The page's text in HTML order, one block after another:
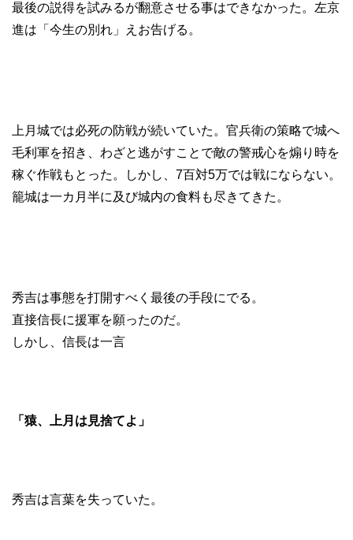
最後の説得を試みるが翻意させる事はできなかった。左京
進は「今生の別れ」えお告げる。
上月城では必死の防戦が続いていた。官兵衛の策略で城へ
毛利軍を招き、わざと逃がすことで敵の警戒心を煽り時を
稼ぐ作戦もとった。しかし、7百対5万では戦にならない。
籠城は一カ月半に及び城内の食料も尽きてきた。
秀吉は事態を打開すべく最後の手段にでる。
直接信長に援軍を願ったのだ。
しかし、信長は一言
「猿、上月は見捨てよ」
秀吉は言葉を失っていた。